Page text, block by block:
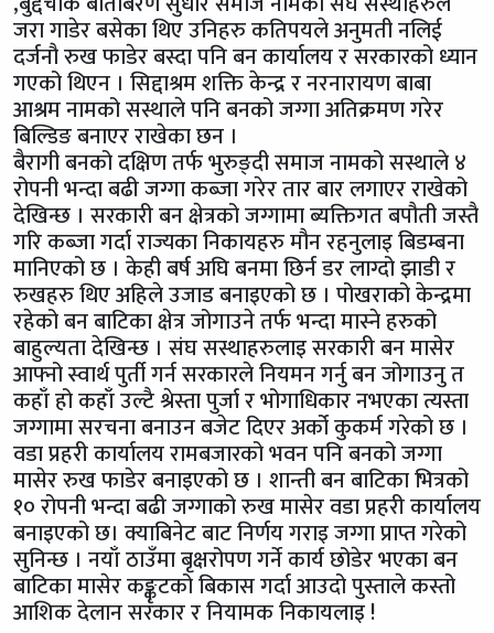
जरा गाडेर बसेका थिए उनिहरु कतिपयले अनुमती नलिई
दर्जनौ रुख फाडेर बस्दा पनि बन कार्यालय र सरकारको ध्यान
गएको थिएन । सिद्दाश्रम शक्ति केन्द्र र नरनारायण बाबा
आश्रम नामको सस्थाले पनि बनको जग्गा अतिक्रमण गरेर
बिल्डिङ बनाएर राखेका छन ।
बैरागी बनको दक्षिण तर्फ भुरुङ्दी समाज नामको सस्थाले ४
रोपनी भन्दा बढी जग्गा कब्जा गरेर तार बार लगाएर राखेको
देखिन्छ । सरकारी बन क्षेत्रको जग्गामा ब्यक्तिगत बपौती जस्तै
गरि कब्जा गर्दा राज्यका निकायहरु मौन रहनुलाइ बिडम्बना
मानिएको छ । केही बर्ष अघि बनमा छिर्न डर लाग्दो झाडी र
रुखहरु थिए अहिले उजाड बनाइएको छ । पोखराको केन्द्रमा
रहेको बन बाटिका क्षेत्र जोगाउने तर्फ भन्दा मास्ने हरुको
बाहुल्यता देखिन्छ । संघ सस्थाहरुलाइ सरकारी बन मासेर
आफ्नो स्वार्थ पुर्ती गर्न सरकारले नियमन गर्नु बन जोगाउनु त
कहाँ हो कहाँ उल्टै श्रेस्ता पुर्जा र भोगाधिकार नभएका त्यस्ता
जग्गामा सरचना बनाउन बजेट दिएर अर्को कुकर्म गरेको छ ।
वडा प्रहरी कार्यालय रामबजारको भवन पनि बनको जग्गा
मासेर रुख फाडेर बनाइएको छ । शान्ती बन बाटिका भित्रको
१० रोपनी भन्दा बढी जग्गाको रुख मासेर वडा प्रहरी कार्यालय
बनाइएको छ। क्याबिनेट बाट निर्णय गराइ जग्गा प्राप्त गरेको
सुनिन्छ । नयाँ ठाउँमा बृक्षरोपण गर्ने कार्य छोडेर भएका बन
बाटिका मासेर कङ्कृटको बिकास गर्दा आउदो पुस्ताले कस्तो
आशिक देलान सरकार र नियामक निकायलाइ !